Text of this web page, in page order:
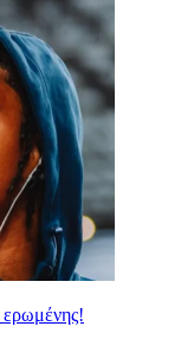
ερωμένης!